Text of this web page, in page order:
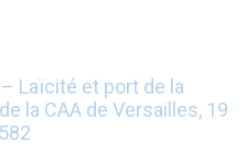
– Laïcité et port de la
la CAA de Versailles, 19